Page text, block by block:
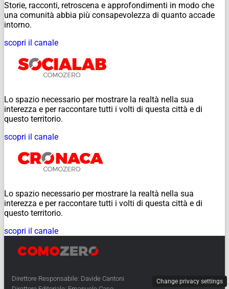
Storie, racconti, retroscena e approfondimenti in modo che
una comunità abbia più consapevolezza di quanto accade
intorno.
scopri il canale
Lo spazio necessario per mostrare la realtà nella sua
interezza e per raccontare tutti i volti di questa città e di
questo territorio.
scopri il canale
Lo spazio necessario per mostrare la realtà nella sua
interezza e per raccontare tutti i volti di questa città e di
questo territorio.
scopri il canale
Direttore Responsabile: Davide Cantoni
Change privacy settings